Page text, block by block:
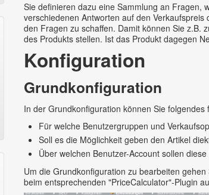
Sie definieren dazu eine Sammlung an Fragen,
verschiedenen Antworten auf den
den Fragen zu schaffen. Damit können Sie z.B.
des Produkts stellen. Ist das Produkt dagegen
Konfiguration
Grundkonfiguration
In der Grundkonfiguration können Sie folgendes
Für welche Benutzergruppen und
Soll es die Möglichkeit geben den Artikel
Über welchen Benutzer-Account sollen
Um die Grundkonfiguration zu bearbeiten
beim entsprechenden "PriceCalculator"-Plugin